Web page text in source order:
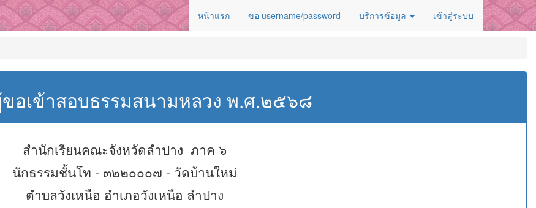
หน้าแรก ขอ username/password บริการข้อมูล เข้าสู่ระบบ
อเข้าสอบธรรมสนามหลวง พ.ศ.๒๕๖๘
สำนักเรียนคณะจังหวัดลำปาง ภาค ๖
นักธรรมชั้นโท - ๓๒๒๐๐๐๗ - วัดบ้านใหม่
ตำบลวังเหนือ อำเภอวังเหนือ ลำปาง